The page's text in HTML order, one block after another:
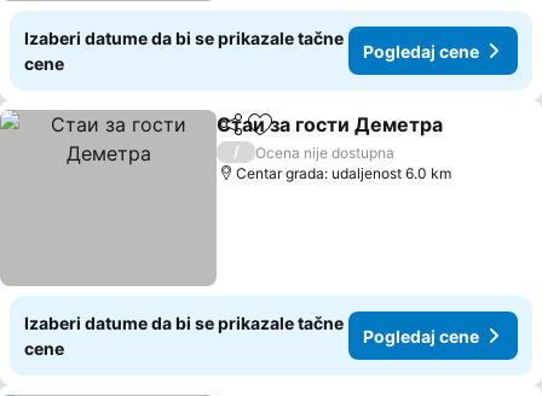
Izaberi datume da bi se prikazale tačne
cene
Pogledaj cene
Deli Dodati u favorite
Стаи за гости Деметра
/
Ocena nije dostupna
Centar grada: udaljenost 6.0 km
Izaberi datume da bi se prikazale tačne
cene
Pogledaj cene